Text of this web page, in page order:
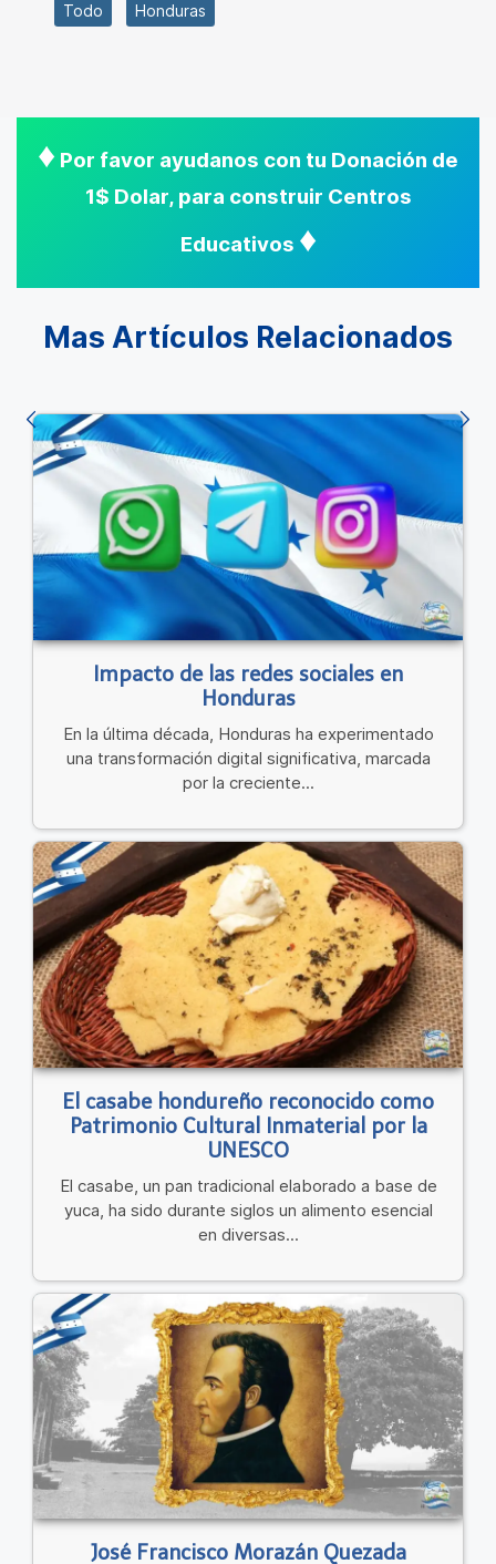
Todo Honduras
♦ Por favor ayudanos con tu Donación de
1$ Dolar, para construir Centros
Educativos ♦
Mas Artículos Relacionados
Impacto de las redes sociales en
Honduras
En la última década, Honduras ha experimentado
una transformación digital significativa, marcada
por la creciente...
El casabe hondureño reconocido como
Patrimonio Cultural Inmaterial por la
UNESCO
El casabe, un pan tradicional elaborado a base de
yuca, ha sido durante siglos un alimento esencial
en diversas...
José Francisco Morazán Quezada